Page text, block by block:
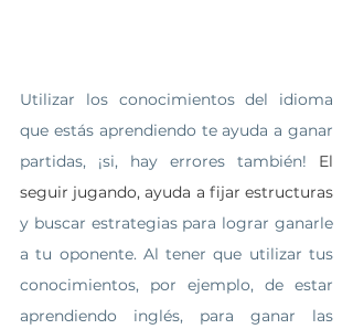
Utilizar los conocimientos del idioma
que estás aprendiendo te ayuda a ganar
partidas, ¡si, hay errores también! El
seguir jugando, ayuda a fijar estructuras
y buscar estrategias para lograr ganarle
a tu oponente. Al tener que utilizar tus
conocimientos, por ejemplo, de estar
aprendiendo inglés, para ganar las